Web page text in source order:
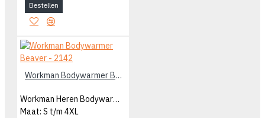
Bestellen
Workman Bodywarmer Beaver - 2142
Workman Heren Bodywarmer
Maat: S t/m 4XL